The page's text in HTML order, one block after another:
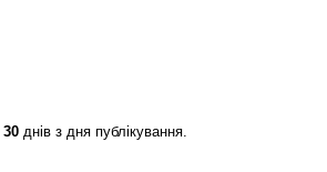
30 днів з дня публікування.